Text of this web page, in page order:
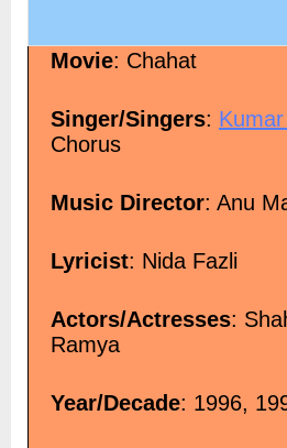
Movie: Chahat
Singer/Singers:
Chorus
Music Director: Anu
Lyricist: Nida Fazli
Actors/Actresses:
Ramya
Year/Decade: 1996,